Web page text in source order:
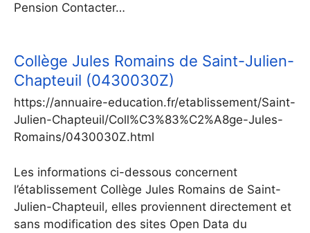
Pension Contacter…
Collège Jules Romains de Saint-Julien-
Chapteuil (0430030Z)
https://annuaire-education.fr/etablissement/Saint-
Julien-Chapteuil/Coll%C3%83%C2%A8ge-Jules-
Romains/0430030Z.html
Les informations ci-dessous concernent
l’établissement Collège Jules Romains de Saint-
Julien-Chapteuil, elles proviennent directement et
sans modification des sites Open Data du